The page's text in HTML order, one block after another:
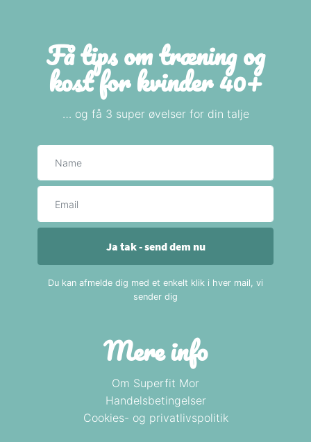
Mere info
Om Superfit Mor
Handelsbetingelser
Cookies- og privatlivspolitik
Få tips om træning og
kost for kvinder 40+
… og få 3 super øvelser for din talje
Ja tak - send dem nu
Du kan afmelde dig med et enkelt klik i hver mail, vi
sender dig